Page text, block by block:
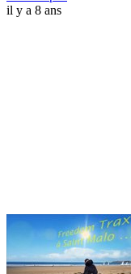
il y a 8 ans